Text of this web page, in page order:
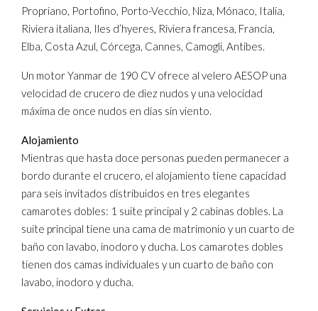
Propriano, Portofino, Porto-Vecchio, Niza, Mónaco, Italia,
Riviera italiana, Iles d’hyeres, Riviera francesa, Francia,
Elba, Costa Azul, Córcega, Cannes, Camogli, Antibes.
Un motor Yanmar de 190 CV ofrece al velero AESOP una
velocidad de crucero de diez nudos y una velocidad
máxima de once nudos en días sin viento.
Alojamiento
Mientras que hasta doce personas pueden permanecer a
bordo durante el crucero, el alojamiento tiene capacidad
para seis invitados distribuidos en tres elegantes
camarotes dobles: 1 suite principal y 2 cabinas dobles. La
suite principal tiene una cama de matrimonio y un cuarto de
baño con lavabo, inodoro y ducha. Los camarotes dobles
tienen dos camas individuales y un cuarto de baño con
lavabo, inodoro y ducha.